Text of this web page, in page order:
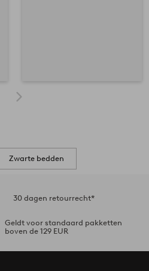
Zwarte bedden
30 dagen retourrecht*
Geldt voor standaard pakketten
boven de 129 EUR